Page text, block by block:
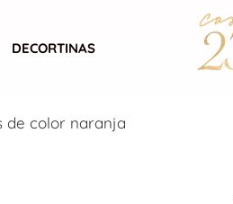
DECORTINAS
de color naranja